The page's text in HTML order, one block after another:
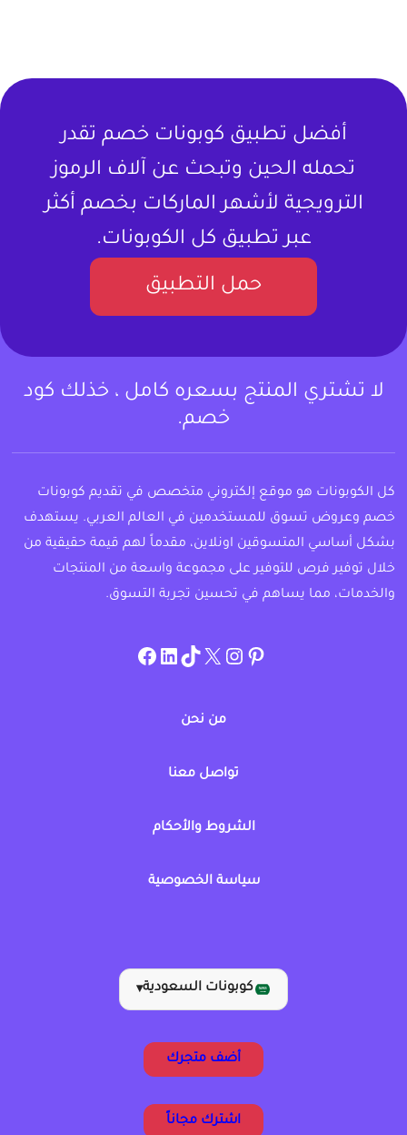
أفضل تطبيق كوبونات خصم تقدر
تحمله الحين وتبحث عن آلاف الرموز
الترويجية لأشهر الماركات بخصم أكثر
عبر تطبيق كل الكوبونات.
حمل التطبيق
لا تشتري المنتج بسعره كامل ، خذلك كود
خصم.
كل الكوبونات هو موقع إلكتروني متخصص في تقديم كوبونات
خصم وعروض تسوق للمستخدمين في العالم العربي. يستهدف
بشكل أساسي المتسوقين اونلاين، مقدماً لهم قيمة حقيقية من
خلال توفير فرص للتوفير على مجموعة واسعة من المنتجات
والخدمات، مما يساهم في تحسين تجربة التسوق.
pinterest
allcouponat
twitter
TikTok
linkedin
facebook
من نحن
تواصل معنا
الشروط والأحكام
سياسة الخصوصية
كوبونات السعودية▾
أضف متجرك
اشترك مجاناً